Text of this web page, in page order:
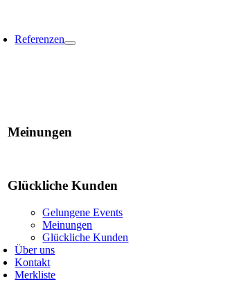
Referenzen
Meinungen
Glückliche Kunden
Gelungene Events
Meinungen
Glückliche Kunden
Über uns
Kontakt
Merkliste